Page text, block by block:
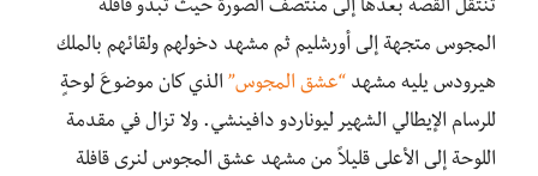
تنتقل القصة بعدها إلى منتصف الصورة حيث تبدو قافلة
المجوس متجهة إلى أورشليم ثم مشهد دخولهم ولقائهم بالملك
هيرودس يليه مشهد “عشق المجوس” الذي كان موضوعَ لوحةٍ
للرسام الإيطالي الشهير ليوناردو دافينشي. ولا تزال في مقدمة
اللوحة إلى الأعلى قليلاً من مشهد عشق المجوس لنرى قافلة